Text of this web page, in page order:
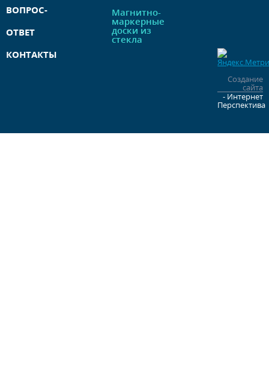
ВОПРОС-
ОТВЕТ
КОНТАКТЫ
Магнитно-
маркерные
доски из
стекла
Создание
сайта
- Интернет
Перспектива